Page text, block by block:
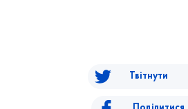
Твітнути